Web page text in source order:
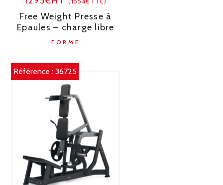
Free Weight Presse à
Epaules – charge libre
FORME
Référence :36725